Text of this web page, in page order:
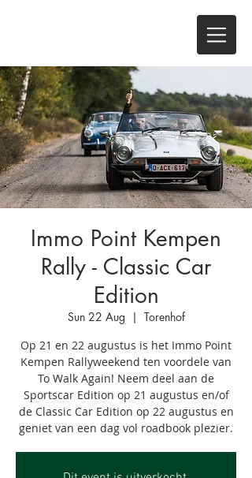
Immo Point Kempen
Rally - Classic Car
Edition
Sun 22 Aug
  |
Torenhof
Op 21 en 22 augustus is het Immo Point
Kempen Rallyweekend ten voordele van
To Walk Again! Neem deel aan de
Sportscar Edition op 21 augustus en/of
de Classic Car Edition op 22 augustus en
geniet van een dag vol roadbook plezier.